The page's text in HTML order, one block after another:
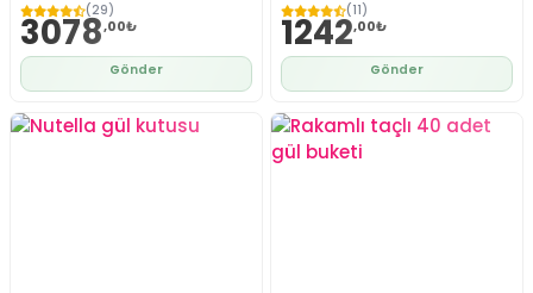
(29)
3078,00₺
Gönder
(11)
1242,00₺
Gönder